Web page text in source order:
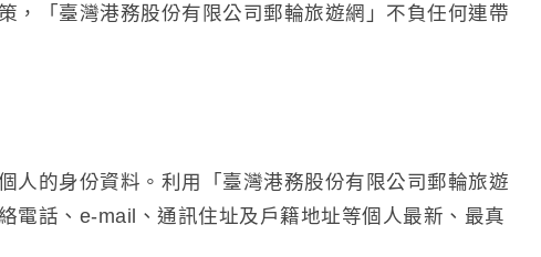
，「臺灣港務股份有限公司郵輪旅遊網」不負任何連帶
人的身份資料。利用「臺灣港務股份有限公司郵輪旅遊
電話、e-mail、通訊住址及戶籍地址等個人最新、最真